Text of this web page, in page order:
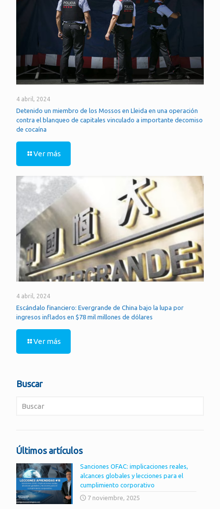
4 abril, 2024
Detenido un miembro de los Mossos en Lleida en una operación
contra el blanqueo de capitales vinculado a importante decomiso
de cocaína
Ver más
4 abril, 2024
Escándalo financiero: Evergrande de China bajo la lupa por
ingresos inflados en $78 mil millones de dólares
Ver más
Buscar
Últimos artículos
Sanciones OFAC: implicaciones reales,
alcances globales y lecciones para el
cumplimiento corporativo
7 noviembre, 2025